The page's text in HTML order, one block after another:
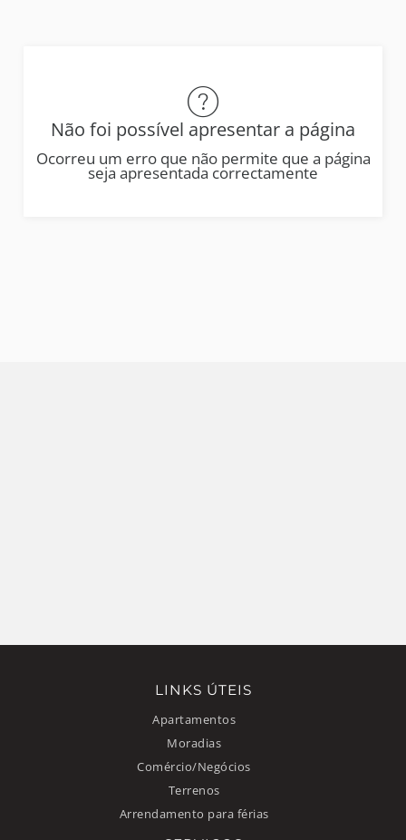
Não foi possível apresentar a página
Ocorreu um erro que não permite que a página
seja apresentada correctamente
LINKS ÚTEIS
Apartamentos
Moradias
Comércio/Negócios
Terrenos
Arrendamento para férias